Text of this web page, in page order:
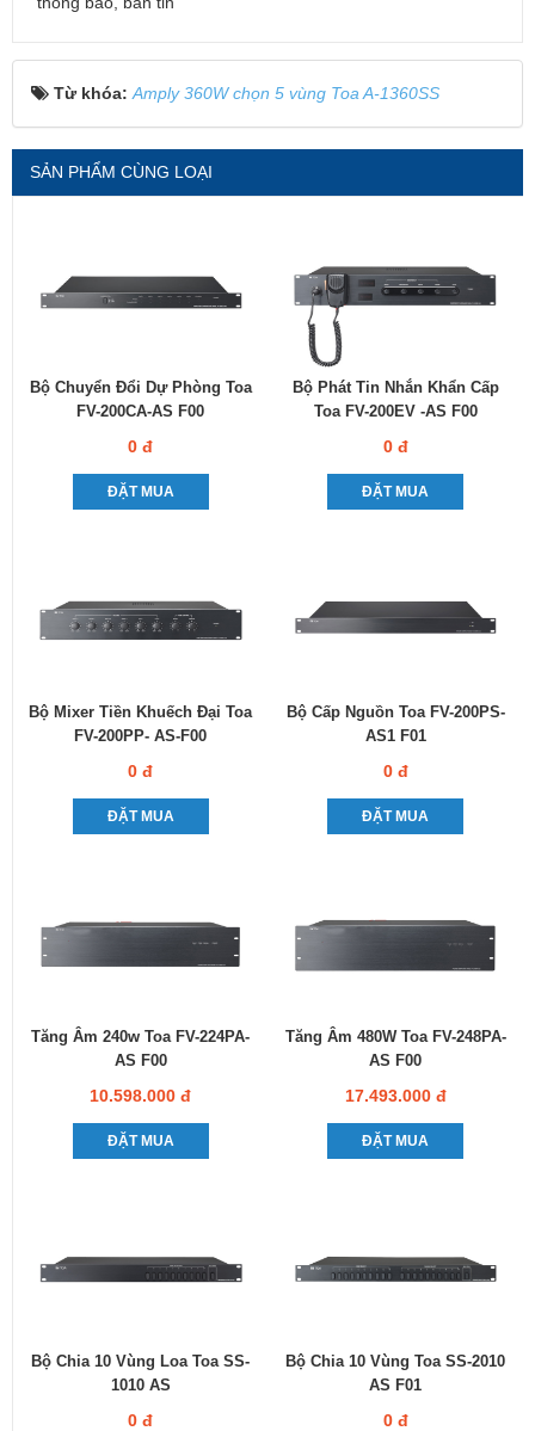
Từ khóa: Amply 360W chọn 5 vùng Toa A-1360SS
SẢN PHẨM CÙNG LOẠI
Bộ Chuyển Đổi Dự Phòng Toa
FV-200CA-AS F00
0 đ
ĐẶT MUA
Bộ Phát Tin Nhắn Khẩn Cấp
Toa FV-200EV -AS F00
0 đ
ĐẶT MUA
Bộ Mixer Tiền Khuếch Đại Toa
FV-200PP- AS-F00
0 đ
ĐẶT MUA
Bộ Cấp Nguồn Toa FV-200PS-
AS1 F01
0 đ
ĐẶT MUA
Tăng Âm 240w Toa FV-224PA-
AS F00
10.598.000 đ
ĐẶT MUA
Tăng Âm 480W Toa FV-248PA-
AS F00
17.493.000 đ
ĐẶT MUA
Bộ Chia 10 Vùng Loa Toa SS-
1010 AS
0 đ
Bộ Chia 10 Vùng Toa SS-2010
AS F01
0 đ